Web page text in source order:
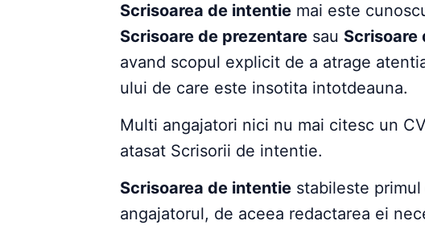
Scrisoarea de intentie mai este
Scrisoare de prezentare sau Scrisoare
avand scopul explicit de a atrage
ului de care este insotita intotdeauna.
Multi angajatori nici nu mai citesc un
atasat Scrisorii de intentie.
Scrisoarea de intentie stabileste
angajatorul, de aceea redactarea ei